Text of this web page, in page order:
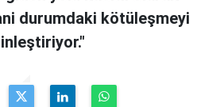
durumdaki kötüleşmeyi